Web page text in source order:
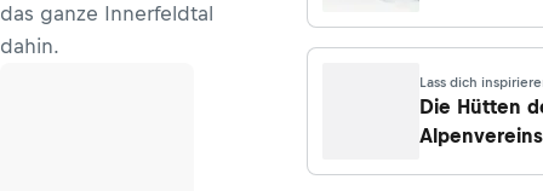
das ganze Innerfeldtal
dahin.
Lass dich
Die Hütten
Alpenvereins